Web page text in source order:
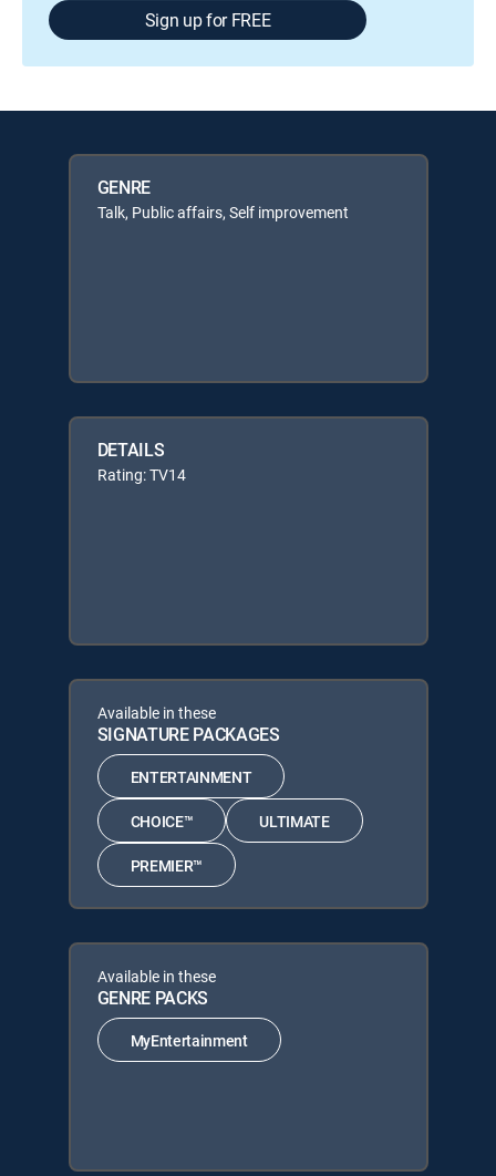
Sign up for FREE
GENRE
Talk, Public affairs, Self improvement
DETAILS
Rating: TV14
Available in these
SIGNATURE PACKAGES
ENTERTAINMENT
CHOICE™ ULTIMATE
PREMIER™
Available in these
GENRE PACKS
MyEntertainment